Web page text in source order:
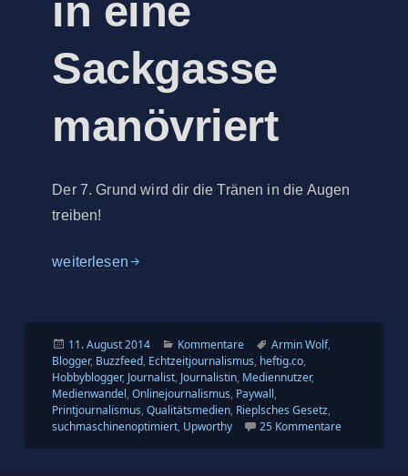
in eine
Sackgasse
manövriert
Der 7. Grund wird dir die Tränen in die Augen
treiben!
10 Gründe, warum sich der Onlinejournalismus in
weiterlesen
Veröffentlicht
am
11. August 2014 Kategorien
Kommentare Schlagwörter
Armin Wolf,
Blogger, Buzzfeed, Echtzeitjournalismus, heftig.co,
Hobbyblogger, Journalist, Journalistin, Mediennutzer,
Medienwandel,Onlinejournalismus, Paywall,
Printjournalismus,Qualitätsmedien, Rieplsches Gesetz,
suchmaschinenoptimiert, Upworthy 25 Kommentarezu 10